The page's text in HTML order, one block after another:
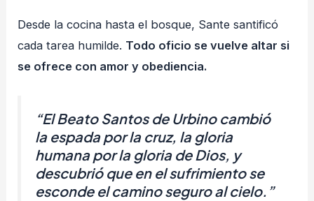
Desde la cocina hasta el bosque, Sante santificó
cada tarea humilde. Todo oficio se vuelve altar si
se ofrece con amor y obediencia.
“El Beato Santos de Urbino cambió
la espada por la cruz, la gloria
humana por la gloria de Dios, y
descubrió que en el sufrimiento se
esconde el camino seguro al cielo.”